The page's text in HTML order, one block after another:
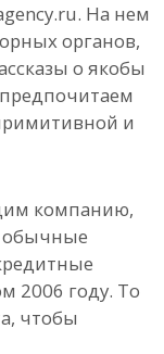
На нем
органов,
о якобы
и
компанию,
обычные
2006 году. То
чтобы